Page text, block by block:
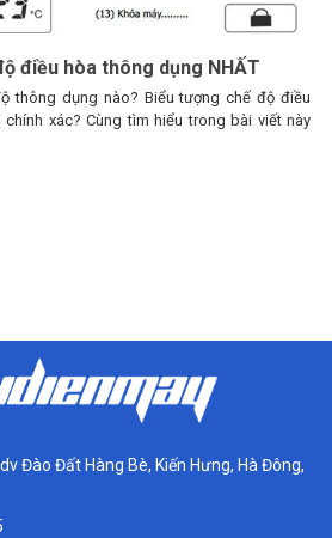
điều hòa thông dụng NHẤT
thông dụng nào? Biểu tượng chế độ điều
xác? Cùng tìm hiểu trong bài viết này
Đào Đất Hàng Bè, Kiến Hưng, Hà Đông,